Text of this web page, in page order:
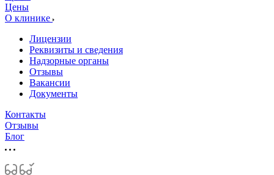
Цены
О клинике
Лицензии
Реквизиты и сведения
Надзорные органы
Отзывы
Вакансии
Документы
Контакты
Отзывы
Блог